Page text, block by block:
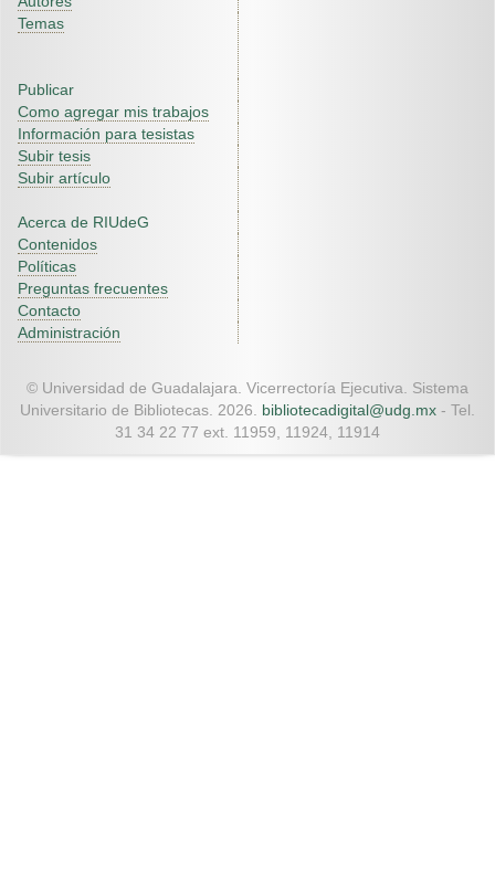
Temas
Publicar
Como agregar mis trabajos
Información para tesistas
Subir tesis
Subir artículo
Acerca de RIUdeG
Contenidos
Políticas
Preguntas frecuentes
Contacto
Administración
© Universidad de Guadalajara. Vicerrectoría Ejecutiva. Sistema
Universitario de Bibliotecas. 2026. bibliotecadigital@udg.mx - Tel.
31 34 22 77 ext. 11959, 11924, 11914